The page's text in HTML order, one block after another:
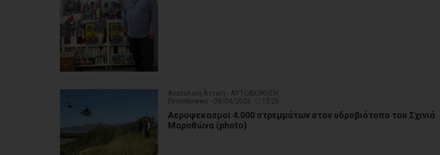
Ανατολική Αττική - ΑΥΤΟΔΙΟΙΚΗΣΗ
Dimotisnews - 08/04/2026
13:25
Αεροψεκασμοί 4.000 στρεμμάτων στον υδροβιότοπο του Σχινιά
Μαραθώνα (photo)